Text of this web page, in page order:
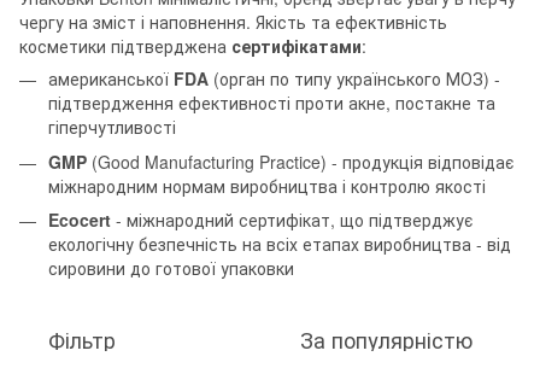
чергу на зміст і наповнення. Якість та ефективність
косметики підтверджена сертифікатами:
американської FDA (орган по типу українського МОЗ) -
підтвердження ефективності проти акне, постакне та
гіперчутливості
GMP (Good Manufacturing Practice) - продукція відповідає
міжнародним нормам виробництва і контролю якості
Ecocert - міжнародний сертифікат, що підтверджує
екологічну безпечність на всіх етапах виробництва - від
сировини до готової упаковки
Фільтр За популярністю